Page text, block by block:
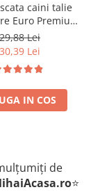
caini talie
Euro Premium
pui si orez 15
Kg
Lei
Lei
IN COS
de
.ro⭐